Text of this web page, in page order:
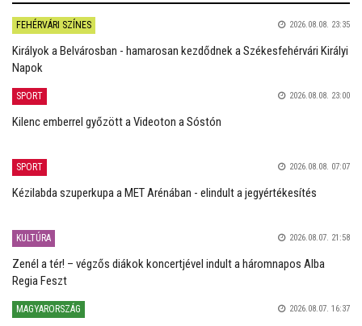
FEHÉRVÁRI SZÍNES 2026.08.08. 23:35
Királyok a Belvárosban - hamarosan kezdődnek a Székesfehérvári Királyi
Napok
SPORT 2026.08.08. 23:00
Kilenc emberrel győzött a Videoton a Sóstón
SPORT 2026.08.08. 07:07
Kézilabda szuperkupa a MET Arénában - elindult a jegyértékesítés
KULTÚRA 2026.08.07. 21:58
Zenél a tér! – végzős diákok koncertjével indult a háromnapos Alba
Regia Feszt
MAGYARORSZÁG 2026.08.07. 16:37